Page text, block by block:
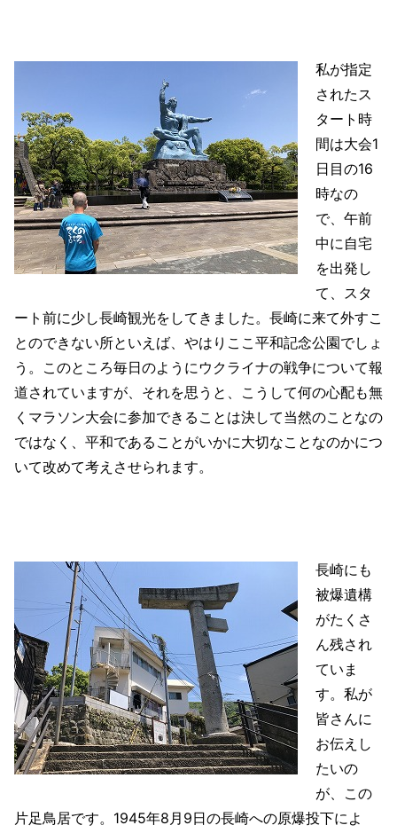
私が指定
されたス
タート時
間は大会1
日目の16
時なの
で、午前
中に自宅
を出発し
て、スタ
ート前に少し長崎観光をしてきました。長崎に来て外すこ
とのできない所といえば、やはりここ平和記念公園でしょ
う。このところ毎日のようにウクライナの戦争について報
道されていますが、それを思うと、こうして何の心配も無
くマラソン大会に参加できることは決して当然のことなの
ではなく、平和であることがいかに大切なことなのかにつ
いて改めて考えさせられます。
長崎にも
被爆遺構
がたくさ
ん残され
ていま
す。私が
皆さんに
お伝えし
たいの
が、この
片足鳥居です。1945年8月9日の長崎への原爆投下によ